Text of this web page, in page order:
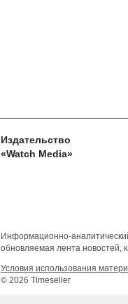
Издательство
«Watch Media»
Информационно-
обновляемая лента новостей,
Условия использования
© 2026 Timeseller